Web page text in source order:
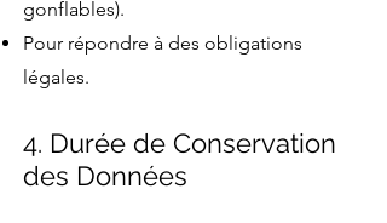
gonflables).
Pour répondre à des obligations
légales.
4. Durée de Conservation
des Données